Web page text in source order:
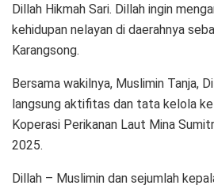
Dillah Hikmah Sari. Dillah ingin
kehidupan nelayan di daerahnya
Karangsong.
Bersama wakilnya, Muslimin Tanja,
langsung aktifitas dan tata kelola
Koperasi Perikanan Laut Mina
2025.
Dillah – Muslimin dan sejumlah